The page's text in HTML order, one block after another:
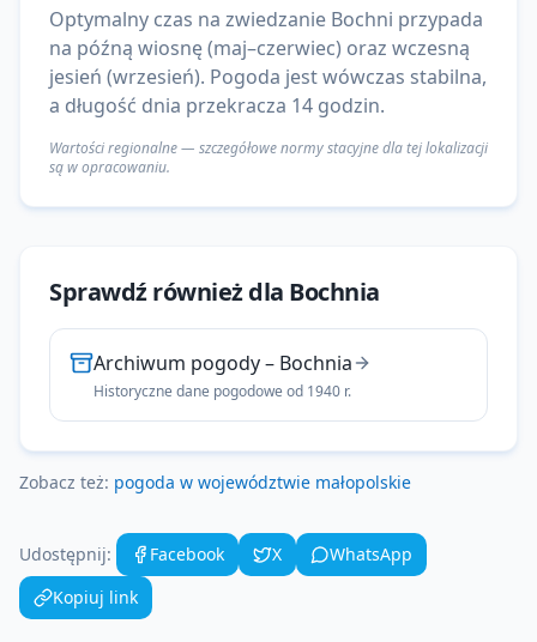
Optymalny czas na zwiedzanie Bochni przypada
na późną wiosnę (maj–czerwiec) oraz wczesną
jesień (wrzesień). Pogoda jest wówczas stabilna,
a długość dnia przekracza 14 godzin.
Wartości regionalne — szczegółowe normy stacyjne dla tej lokalizacji
są w opracowaniu.
Sprawdź również dla Bochnia
Archiwum pogody– Bochnia
Historyczne dane pogodowe od 1940 r.
Zobacz też: pogoda w województwie małopolskie
Udostępnij: Facebook X
WhatsApp
Kopiuj link